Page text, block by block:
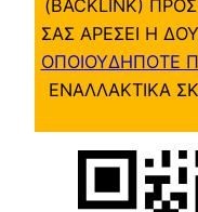
(BACKLINK)
ΣΑΣ ΑΡΕΣΕΙ Η
ΟΠΟΙΟΥΔΗΠΟΤΕ
ΕΝΑΛΛΑΚΤΙΚΑ